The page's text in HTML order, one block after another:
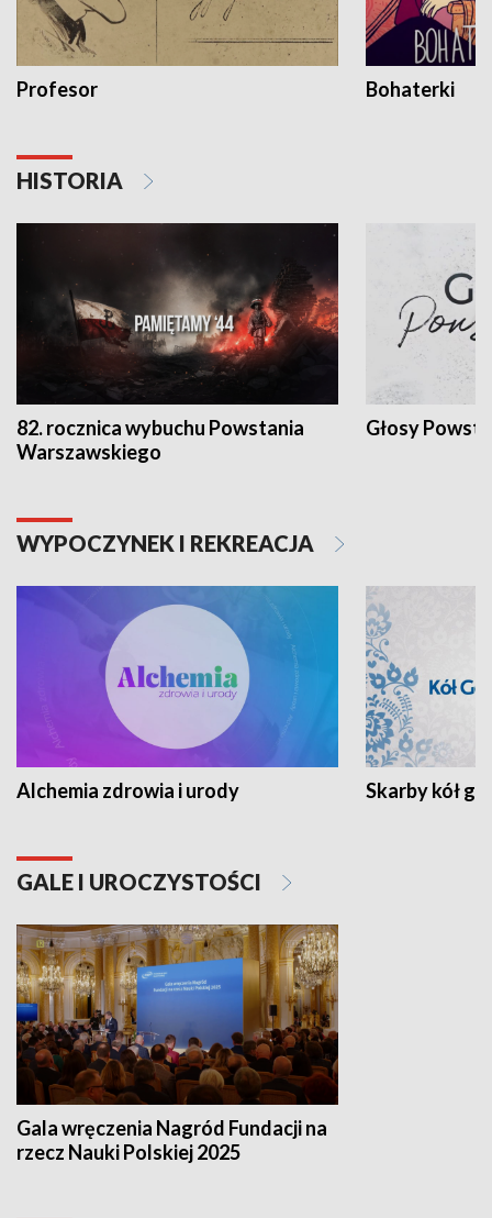
Profesor Bohaterki
HISTORIA
82. rocznica wybuchu Powstania
Warszawskiego
Głosy
WYPOCZYNEK I REKREACJA
Alchemia zdrowia i urody Skarby kół
GALE I UROCZYSTOŚCI
Gala wręczenia Nagród Fundacji na
rzecz Nauki Polskiej 2025